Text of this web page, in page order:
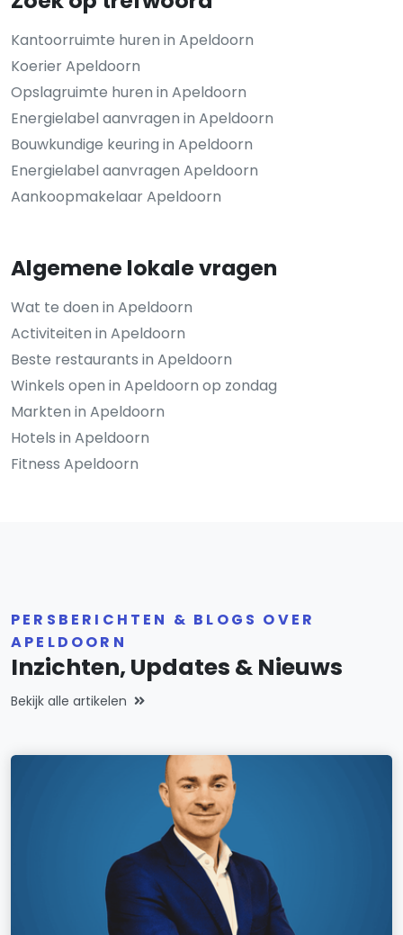
Kantoorruimte huren in Apeldoorn
Koerier Apeldoorn
Opslagruimte huren in Apeldoorn
Energielabel aanvragen in Apeldoorn
Bouwkundige keuring in Apeldoorn
Energielabel aanvragen Apeldoorn
Aankoopmakelaar Apeldoorn
Algemene lokale vragen
Wat te doen in Apeldoorn
Activiteiten in Apeldoorn
Beste restaurants in Apeldoorn
Winkels open in Apeldoorn op zondag
Markten in Apeldoorn
Hotels in Apeldoorn
Fitness Apeldoorn
PERSBERICHTEN & BLOGS OVER
APELDOORN
Inzichten, Updates & Nieuws
Bekijk alle artikelen